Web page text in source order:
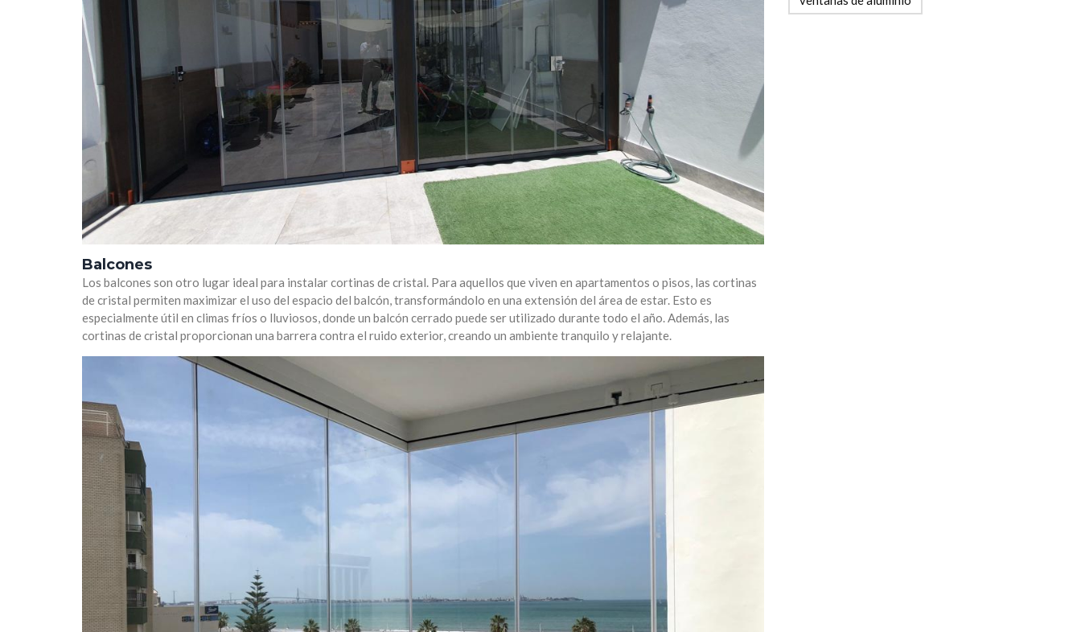
Balcones
Los balcones son otro lugar ideal para instalar cortinas de cristal. Para aquellos que viven en apartamentos o pisos, las cortinas
de cristal permiten maximizar el uso del espacio del balcón, transformándolo en una extensión del área de estar. Esto es
especialmente útil en climas fríos o lluviosos, donde un balcón cerrado puede ser utilizado durante todo el año. Además, las
cortinas de cristal proporcionan una barrera contra el ruido exterior, creando un ambiente tranquilo y relajante.